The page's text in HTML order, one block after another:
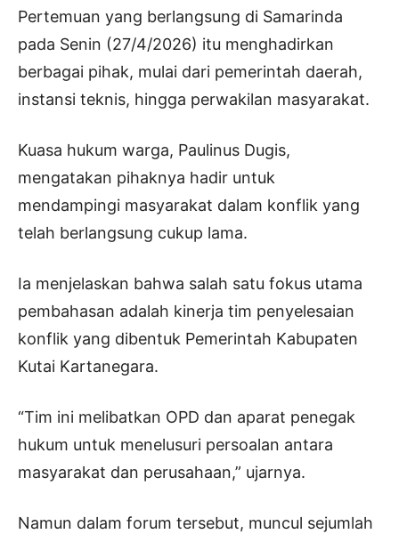
Pertemuan yang berlangsung di Samarinda
pada Senin (27/4/2026) itu menghadirkan
berbagai pihak, mulai dari pemerintah daerah,
instansi teknis, hingga perwakilan masyarakat.
Kuasa hukum warga, Paulinus Dugis,
mengatakan pihaknya hadir untuk
mendampingi masyarakat dalam konflik yang
telah berlangsung cukup lama.
Ia menjelaskan bahwa salah satu fokus utama
pembahasan adalah kinerja tim penyelesaian
konflik yang dibentuk Pemerintah Kabupaten
Kutai Kartanegara.
“Tim ini melibatkan OPD dan aparat penegak
hukum untuk menelusuri persoalan antara
masyarakat dan perusahaan,” ujarnya.
Namun dalam forum tersebut, muncul sejumlah